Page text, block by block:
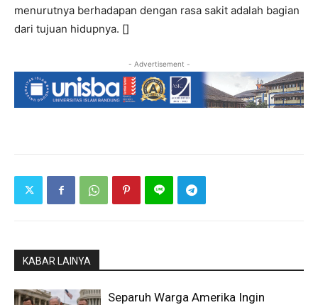
menurutnya berhadapan dengan rasa sakit adalah bagian
dari tujuan hidupnya. []
- Advertisement -
KABAR LAINYA
Separuh Warga Amerika Ingin